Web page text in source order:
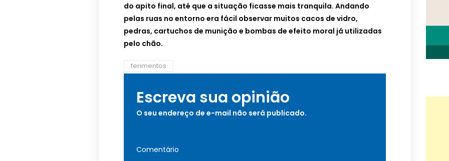
do apito final, até que a situação ficasse mais tranquila. Andando
pelas ruas no entorno era fácil observar muitos cacos de vidro,
pedras, cartuchos de munição e bombas de efeito moral já utilizadas
pelo chão.
ferimentos
Escreva sua opinião
O seu endereço de e-mail não será publicado.
Comentário